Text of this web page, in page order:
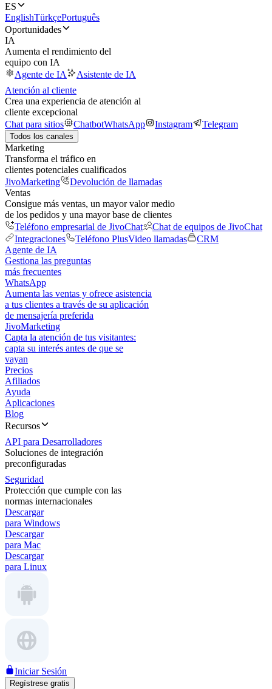
ES
EnglishTürkçePortuguês
Oportunidades
IA
Aumenta el rendimiento del
equipo con IA
Agente de IA
Asistente de IA
Atención al cliente
Crea una experiencia de atención al
cliente excepcional
Chat para sitios
ChatbotWhatsApp Instagram Telegram
Todos los canales
Marketing
Transforma el tráfico en
clientes potenciales cualificados
JivoMarketing
Devolución de llamadas
Ventas
Consigue más ventas, un mayor valor medio
de los pedidos y una mayor base de clientes
Teléfono empresarial de JivoChat
Chat de equipos de JivoChat
Integraciones
Teléfono PlusVideo llamadas
CRM
Agente de IA
Gestiona las preguntas
más frecuentes
WhatsApp
Aumenta las ventas y ofrece asistencia
a tus clientes a través de su aplicación
de mensajería preferida
JivoMarketing
Capta la atención de tus visitantes:
capta su interés antes de que se
vayan
Precios
Afiliados
Ayuda
Aplicaciones
Blog
Recursos
API para Desarrolladores
Soluciones de integración
preconfiguradas
Seguridad
Protección que cumple con las
normas internacionales
Descargar
para Windows
Descargar
para Mac
Descargar
para Linux
Iniciar Sesión
Regístrese gratis